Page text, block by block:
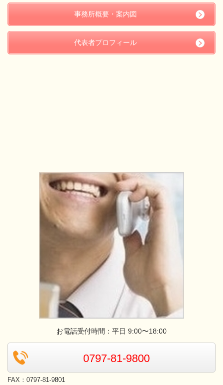
事務所概要・案内図
代表者プロフィール
お電話受付時間：平日 9:00〜18:00
0797-81-9800
FAX：0797-81-9801